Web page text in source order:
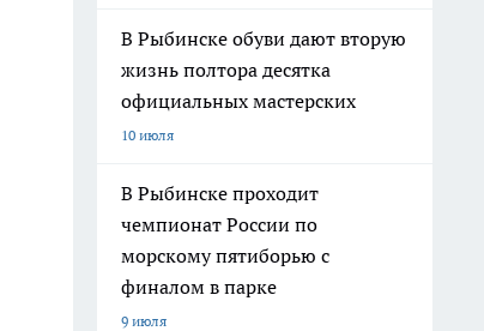
В Рыбинске обуви дают вторую
жизнь полтора десятка
официальных мастерских
10 июля
В Рыбинске проходит
чемпионат России по
морскому пятиборью с
финалом в парке
9 июля